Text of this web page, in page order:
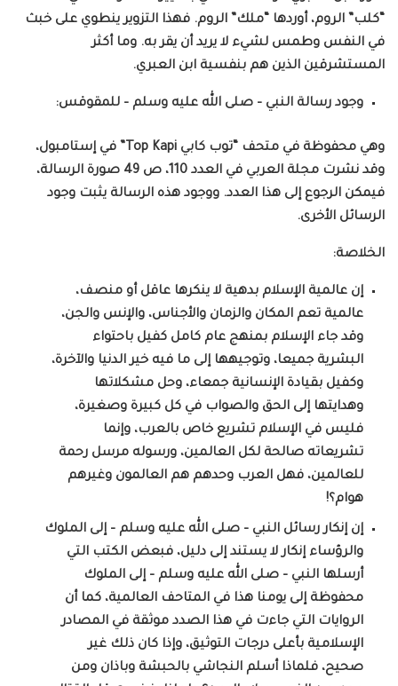
“كلب” الروم، أوردها “ملك” الروم. فهذا التزوير ينطوي على خبث
في النفس وطمس لشيء لا يريد أن يقر به. وما أكثر
المستشرقين الذين هم بنفسية ابن العبري.
وجود رسالة النبي – صلى الله عليه وسلم – للمقوقس:
وهي محفوظة في متحف “توب كابي Top Kapi” في إستامبول،
وقد نشرت مجلة العربي في العدد 110، ص 49 صورة الرسالة،
فيمكن الرجوع إلى هذا العدد. ووجود هذه الرسالة يثبت وجود
الرسائل الأخرى.
الخلاصة:
إن عالمية الإسلام بدهية لا ينكرها عاقل أو منصف،
عالمية تعم المكان والزمان والأجناس، والإنس والجن،
وقد جاء الإسلام بمنهج عام كامل كفيل باحتواء
البشرية جميعا، وتوجيهها إلى ما فيه خير الدنيا والآخرة،
وكفيل بقيادة الإنسانية جمعاء، وحل مشكلاتها
وهدايتها إلى الحق والصواب في كل كبيرة وصغيرة،
فليس في الإسلام تشريع خاص بالعرب، وإنما
تشريعاته صالحة لكل العالمين، ورسوله مرسل رحمة
للعالمين، فهل العرب وحدهم هم العالمون وغيرهم
هوام؟!
إن إنكار رسائل النبي – صلى الله عليه وسلم – إلى الملوك
والرؤساء إنكار لا يستند إلى دليل، فبعض الكتب التي
أرسلها النبي – صلى الله عليه وسلم – إلى الملوك
محفوظة إلى يومنا هذا في المتاحف العالمية، كما أن
الروايات التي جاءت في هذا الصدد موثقة في المصادر
الإسلامية بأعلى درجات التوثيق، وإذا كان ذلك غير
صحيح، فلماذا أسلم النجاشي بالحبشة وباذان ومن